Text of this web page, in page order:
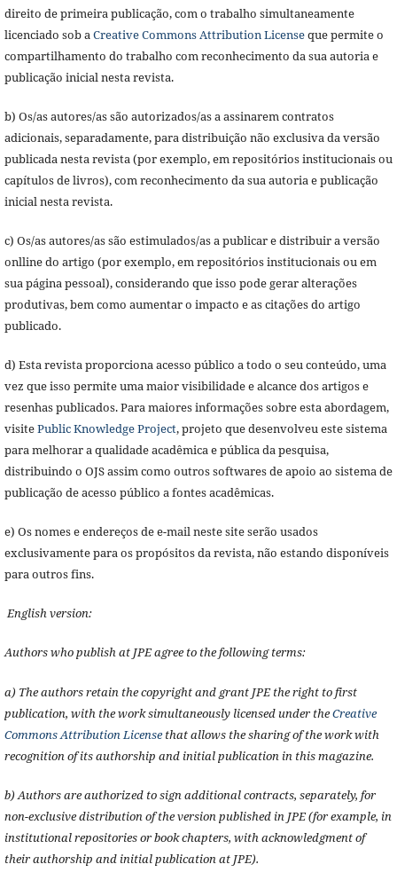
direito de primeira publicação, com o trabalho simultaneamente
licenciado sob aCreative Commons Attribution Licenseque permite o
compartilhamento do trabalho com reconhecimento da sua autoria e
publicação inicial nesta revista.
b) Os/as autores/as são autorizados/as a assinarem contratos
adicionais, separadamente, para distribuição não exclusiva da versão
publicada nesta revista (por exemplo, em repositórios institucionais ou
capítulos de livros), com reconhecimento da sua autoria e publicação
inicial nesta revista.
c) Os/as autores/as são estimulados/as a publicar e distribuir a versão
onlline do artigo (por exemplo, em repositórios institucionais ou em
sua página pessoal), considerando que isso pode gerar alterações
produtivas, bem como aumentar o impacto e as citações do artigo
publicado.
d) Esta revista proporciona acesso público a todo o seu conteúdo, uma
vez que isso permite uma maior visibilidade e alcance dos artigos e
resenhas publicados. Para maiores informações sobre esta abordagem,
visitePublic Knowledge Project, projeto que desenvolveu este sistema
para melhorar a qualidade acadêmica e pública da pesquisa,
distribuindo o OJS assim como outros softwares de apoio ao sistema de
publicação de acesso público a fontes acadêmicas.
e) Os nomes e endereços de e-mail neste site serão usados
exclusivamente para os propósitos da revista, não estando disponíveis
para outros fins.
English version:
Authors who publish at JPE agree to the following terms:
a) The authors retain the copyright and grant JPE the right to first
publication, with the work simultaneously licensed under theCreative
Commons Attribution Licensethat allows the sharing of the work with
recognition of its authorship and initial publication in this magazine.
b) Authors are authorized to sign additional contracts, separately, for
non-exclusive distribution of the version published in JPE (for example, in
institutional repositories or book chapters, with acknowledgment of
their authorship and initial publication at JPE).